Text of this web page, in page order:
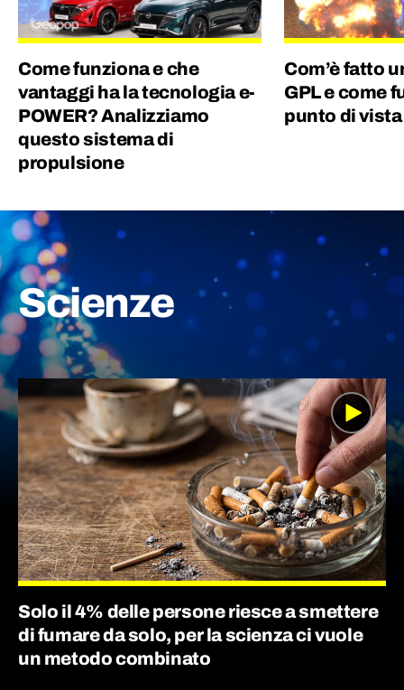
persone alla conoscenza. Col sorriso :)
Come funziona e che
vantaggi ha la tecnologia e-
POWER? Analizziamo
questo sistema di
propulsione
Com’è fatto
GPL e come
punto di
Scienze
Solo il 4% delle persone riesce a smettere
di fumare da solo, per la scienza ci vuole
un metodo combinato